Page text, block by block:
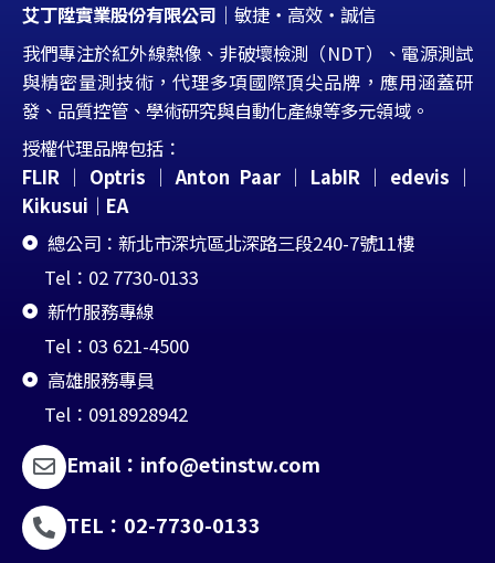
艾丁陞實業股份有限公司 ｜敏捷・高效・誠信
我們專注於紅外線熱像、非破壞檢測（NDT）、電源測試
與精密量測技術，代理多項國際頂尖品牌，應用涵蓋研
發、品質控管、學術研究與自動化產線等多元領域。
授權代理品牌包括：
FLIR ｜ Optris ｜Anton Paar ｜ LabIR｜edevis ｜
Kikusui ｜ EA
總公司：新北市深坑區北深路三段240-7號11樓
Tel：02 7730-0133
新竹服務專線
Tel：03 621-4500
高雄服務專員
Tel：0918928942
Email：info@etinstw.com
TEL：02-7730-0133